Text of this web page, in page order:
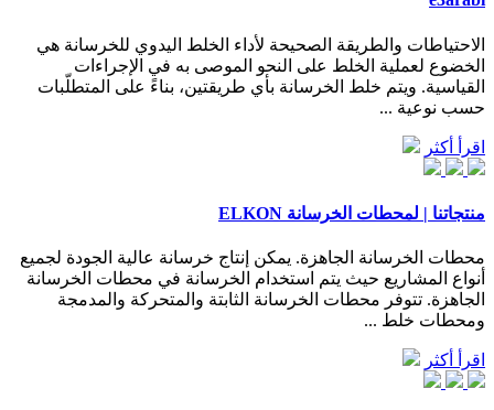
الاحتياطات والطريقة الصحيحة لأداء الخلط اليدوي للخرسانة هي
الخضوع لعملية الخلط على النحو الموصى به في الإجراءات
القياسية. ويتم خلط الخرسانة بأي طريقتين، بناءً على المتطلّبات
حسب نوعية ...
اقرأ أكثر
منتجاتنا | لمحطات الخرسانة ELKON
محطات الخرسانة الجاهزة. يمكن إنتاج خرسانة عالية الجودة لجميع
أنواع المشاريع حيث يتم استخدام الخرسانة في محطات الخرسانة
الجاهزة. تتوفر محطات الخرسانة الثابتة والمتحركة والمدمجة
ومحطات خلط ...
اقرأ أكثر